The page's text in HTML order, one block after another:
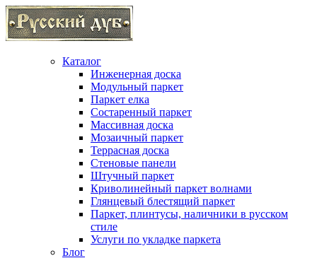
Каталог
Инженерная доска
Модульный паркет
Паркет елка
Состаренный паркет
Массивная доска
Мозаичный паркет
Террасная доска
Стеновые панели
Штучный паркет
Криволинейный паркет волнами
Глянцевый блестящий паркет
Паркет, плинтусы, наличники в русском
стиле
Услуги по укладке паркета
Блог